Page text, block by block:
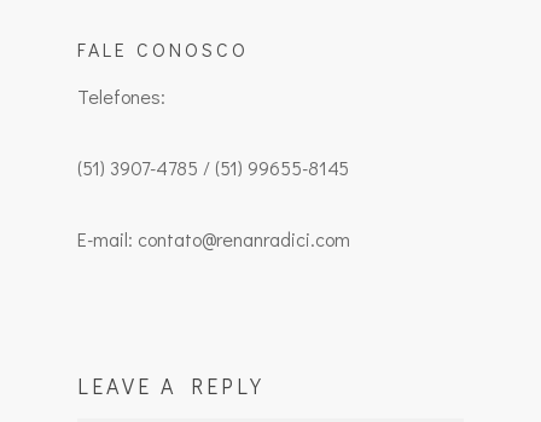
FALE CONOSCO
Telefones:
(51) 3907-4785 / (51) 99655-8145
E-mail: contato@renanradici.com
LEAVE A REPLY